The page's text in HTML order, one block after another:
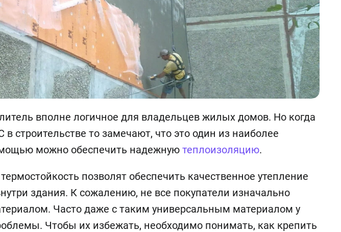
вполне логичное для владельцев жилых домов. Но когда
строительстве то замечают, что это один из наиболее
можно обеспечить надежную теплоизоляцию.
позволят обеспечить качественное утепление
здания. К сожалению, не все покупатели изначально
Часто даже с таким универсальным материалом у
Чтобы их избежать, необходимо понимать, как крепить